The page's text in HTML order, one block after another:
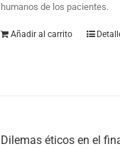
humanos de los pacientes.
Añadir al carrito
Dilemas éticos en el